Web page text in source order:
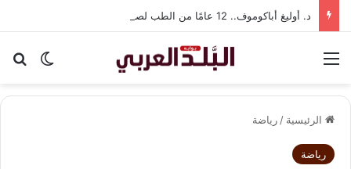
الوضع
الرئيسية /رياضة
رياضة